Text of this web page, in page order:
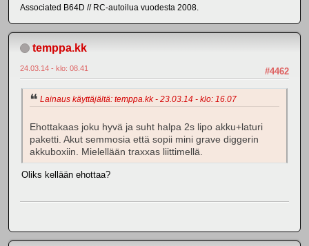
Associated B64D // RC-autoilua vuodesta 2008.
temppa.kk
#4462
24.03.14 - klo: 08.41
Lainaus käyttäjältä: temppa.kk - 23.03.14 - klo: 16.07
Ehottakaas joku hyvä ja suht halpa 2s lipo akku+laturi
paketti. Akut semmosia että sopii mini grave diggerin
akkuboxiin. Mielellään traxxas liittimellä.
Oliks kellään ehottaa?